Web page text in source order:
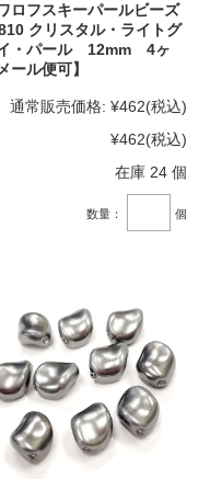
ロフスキーパールビーズ
クリスタル・ライトグ
・パール 12mm 4ヶ
ール便可】
通常販売価格: ¥462(税込)
¥462(税込)
在庫 24 個
数量： 個